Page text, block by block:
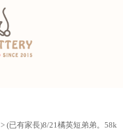
> (已有家長)8/21橘英短弟弟。58k